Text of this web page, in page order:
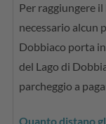
Per raggiungere
necessario alcun
Dobbiaco porta
del Lago di
parcheggio a
Quanto distano